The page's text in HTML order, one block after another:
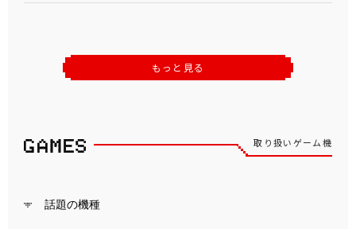
もっと見る
取り扱いゲーム機
話題の機種